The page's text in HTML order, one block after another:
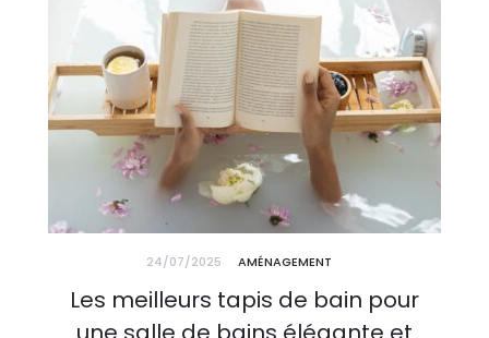
24/07/2025 AMÉNAGEMENT
Les meilleurs tapis de bain pour